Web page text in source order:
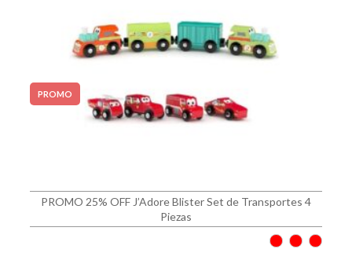
PROMO
PROMO 25% OFF J’Adore Blister Set de Transportes 4
Piezas